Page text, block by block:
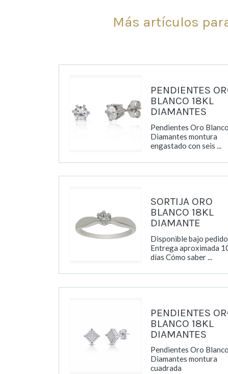
Más artículos
PENDIENTES
BLANCO 18KL
DIAMANTES
Pendientes Oro
Diamantes montura
engastado con seis ...
SORTIJA ORO
BLANCO 18KL
DIAMANTE
Disponible bajo pedido.
Entrega aproximada
días Cómo saber ...
PENDIENTES
BLANCO 18KL
DIAMANTES
Pendientes Oro
Diamantes montura
cuadrada